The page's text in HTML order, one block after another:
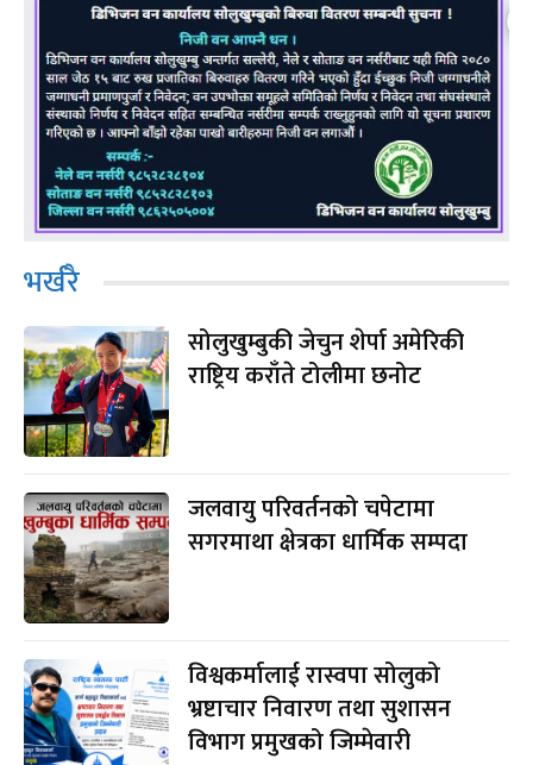
भर्खरै
सोलुखुम्बुकी जेचुन शेर्पा अमेरिकी
राष्ट्रिय कराँते टोलीमा छनोट
जलवायु परिवर्तनको चपेटामा
सगरमाथा क्षेत्रका धार्मिक सम्पदा
विश्वकर्मालाई रास्वपा सोलुको
भ्रष्टाचार निवारण तथा सुशासन
विभाग प्रमुखको जिम्मेवारी